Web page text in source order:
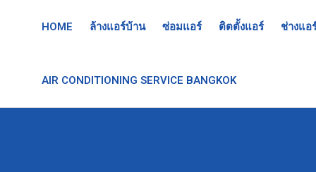
HOME ล้างแอร์บ้าน ซ่อมแอร์ ติตตั้งแอร์ ช่างแอ
AIR CONDITIONING SERVICE BANGKOK